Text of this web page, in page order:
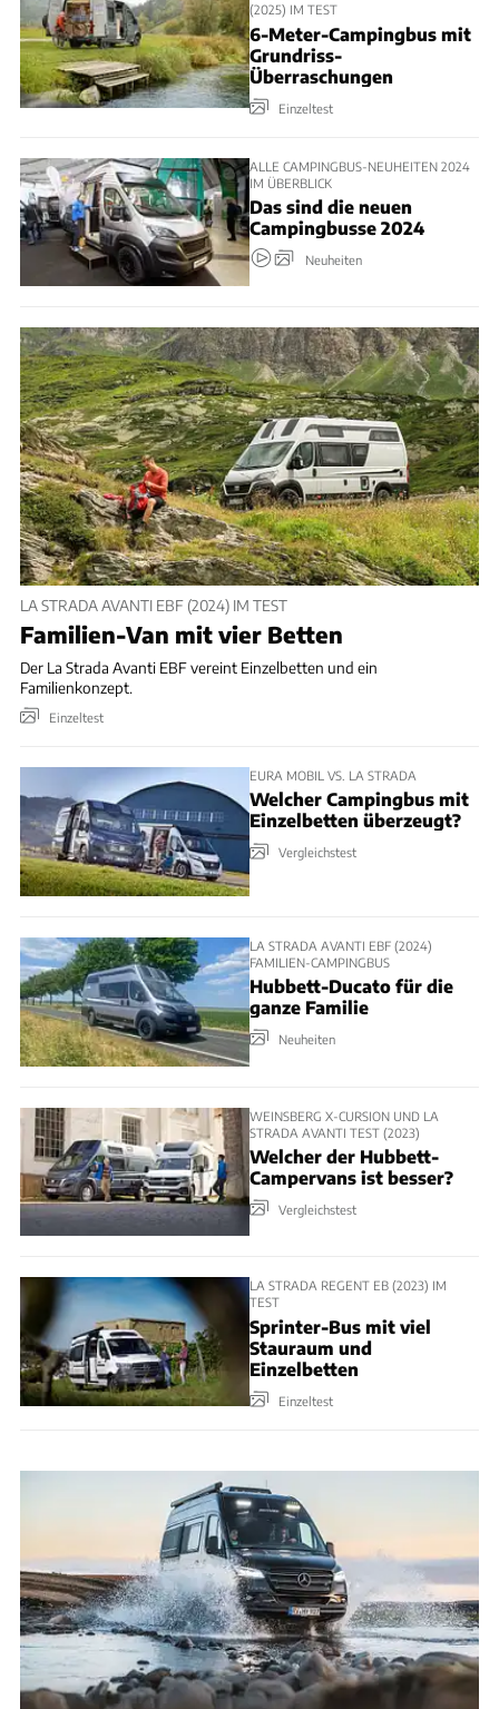
(2025) IM TEST
6-Meter-Campingbus mit
Grundriss-
Überraschungen
Einzeltest
ALLE CAMPINGBUS-NEUHEITEN 2024
IM ÜBERBLICK
Das sind die neuen
Campingbusse 2024
Neuheiten
LA STRADA AVANTI EBF (2024) IM TEST
Familien-Van mit vier Betten
Der La Strada Avanti EBF vereint Einzelbetten und ein
Familienkonzept.
Einzeltest
EURA MOBIL VS. LA STRADA
Welcher Campingbus mit
Einzelbetten überzeugt?
Vergleichstest
LA STRADA AVANTI EBF (2024)
FAMILIEN-CAMPINGBUS
Hubbett-Ducato für die
ganze Familie
Neuheiten
WEINSBERG X-CURSION UND LA
STRADA AVANTI TEST (2023)
Welcher der Hubbett-
Campervans ist besser?
Vergleichstest
LA STRADA REGENT EB (2023) IM
TEST
Sprinter-Bus mit viel
Stauraum und
Einzelbetten
Einzeltest